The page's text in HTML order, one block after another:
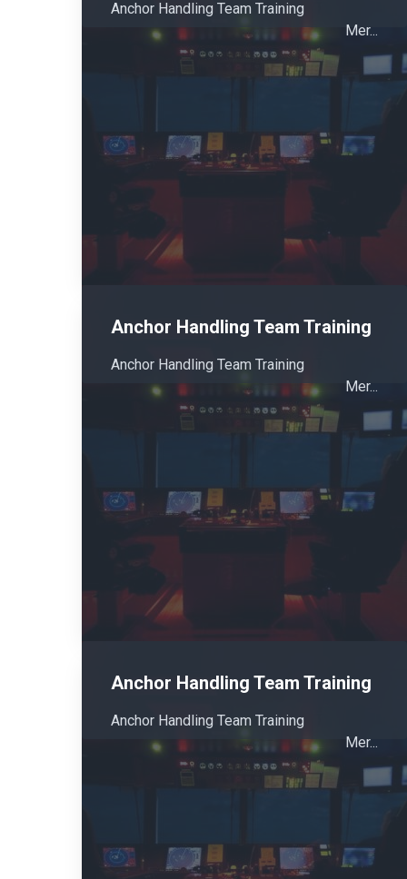
Anchor Handling Team Training
Mer...
Anchor Handling Team Training
Anchor Handling Team Training
Mer...
Anchor Handling Team Training
Anchor Handling Team Training
Mer...